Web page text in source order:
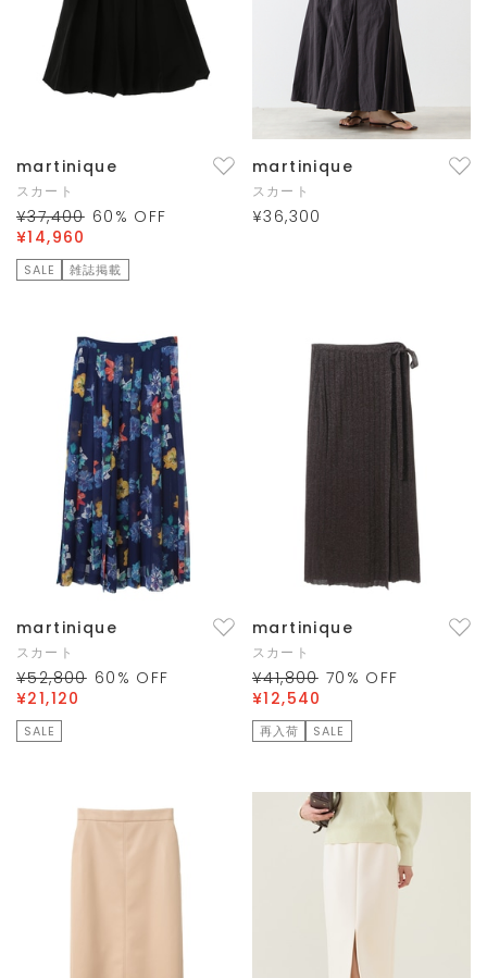
martinique
スカート
¥37,400 60 % OFF
¥14,960
SALE 雑誌掲載
martinique
スカート
¥36,300
martinique
スカート
¥52,800 60 % OFF
¥21,120
SALE
martinique
スカート
¥41,800 70 % OFF
¥12,540
再入荷 SALE